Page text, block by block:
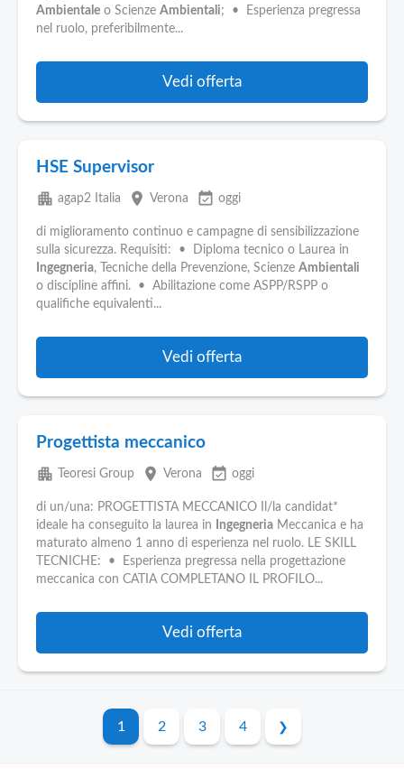
Ambientale o Scienze Ambientali; • Esperienza pregressa
nel ruolo, preferibilmente...
Vedi offerta
HSE Supervisor
apartment agap2 Italia place Verona event_available oggi
di miglioramento continuo e campagne di sensibilizzazione
sulla sicurezza. Requisiti: • Diploma tecnico o Laurea in
Ingegneria, Tecniche della Prevenzione, Scienze Ambientali
o discipline affini. • Abilitazione come ASPP/RSPP o
qualifiche equivalenti...
Vedi offerta
Progettista meccanico
apartment Teoresi Group place Verona event_available oggi
di un/una: PROGETTISTA MECCANICO Il/la candidat*
ideale ha conseguito la laurea in
Ingegneria Meccanica e ha
maturato almeno 1 anno di esperienza nel ruolo. LE SKILL
TECNICHE: • Esperienza pregressa nella progettazione
meccanica con CATIA COMPLETANO IL PROFILO...
Vedi offerta
1 2 3 4